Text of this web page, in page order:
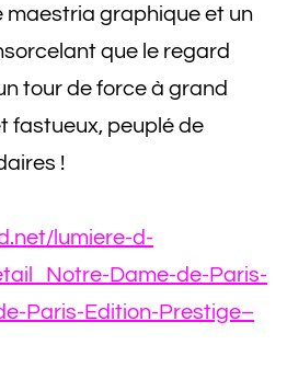
maestria graphique et un
que le regard
tour de force à grand
fastueux, peuplé de
!
lumiere-d-
Dame-de-Paris-
Paris-Edition-Prestige–